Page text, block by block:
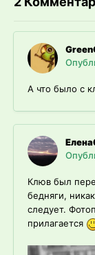
А что было с
Клюв был
бедняги,
следует.
прилагается